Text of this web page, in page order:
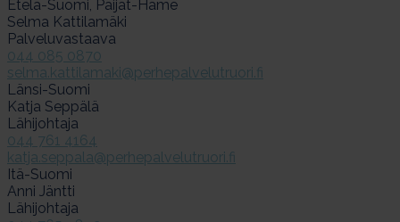
Etelä-Suomi, Päijät-Häme
Selma Kattilamäki
Palveluvastaava
044 085 0870
selma.kattilamaki@perhepalvelutruori.fi
Länsi-Suomi
Katja Seppälä
Lähijohtaja
044 761 4164
katja.seppala@perhepalvelutruori.fi
Itä-Suomi
Anni Jäntti
Lähijohtaja